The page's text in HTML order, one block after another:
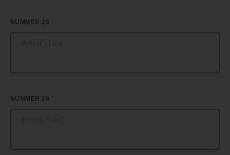
NUMMER 25
NUMMER 26